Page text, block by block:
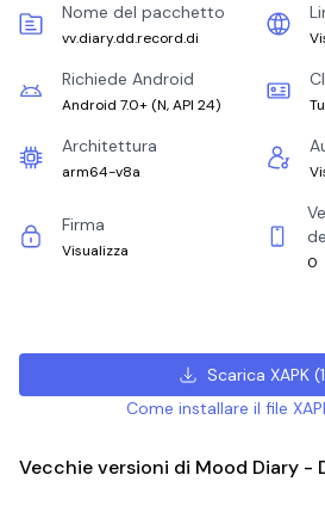
Nome del pacchetto
vv.diary.dd.record.di
Richiede Android
Android 7.0+ (N, API 24)
Architettura
arm64-v8a
Firma
Visualizza
0
Scarica XAPK(
Come installare il file
Vecchie versioni di Mood Diary -